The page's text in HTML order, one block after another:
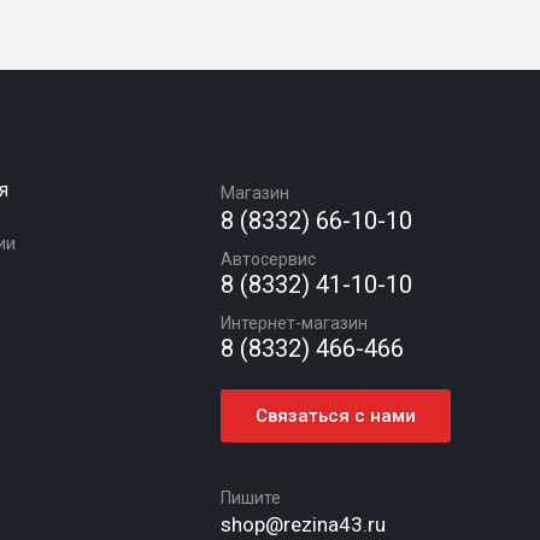
Магазин
8 (8332) 66-10-10
Автосервис
8 (8332) 41-10-10
Интернет-магазин
8 (8332) 466-466
Связаться с нами
Пишите
shop@rezina43.ru